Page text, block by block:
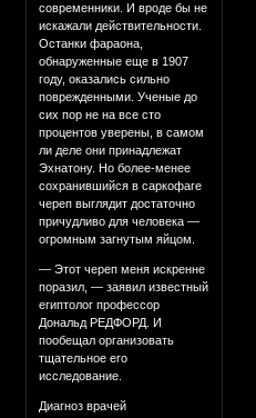
современники. И вроде бы не
искажали действительности.
Останки фараона,
обнаруженные еще в 1907
году, оказались сильно
поврежденными. Ученые до
сих пор не на все сто
процентов уверены, в самом
ли деле они принадлежат
Эхнатону. Но более-менее
сохранившийся в саркофаге
череп выглядит достаточно
причудливо для человека —
огромным загнутым яйцом.
— Этот череп меня искренне
поразил, — заявил известный
египтолог профессор
Дональд РЕДФОРД. И
пообещал организовать
тщательное его
исследование.
Диагноз врачей